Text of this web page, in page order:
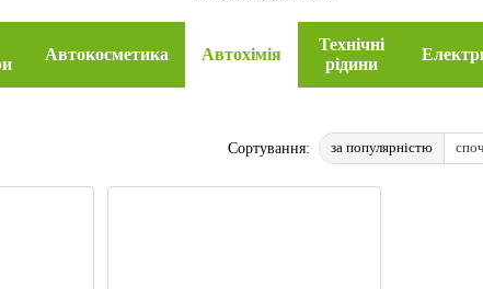
Автокосметика Автохімія
Технічні
рідини
Сортування: за популярністю